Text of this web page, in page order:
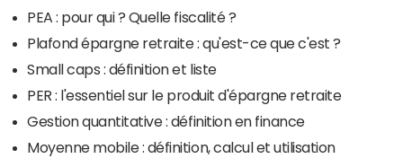
PEA : pour qui ? Quelle fiscalité ?
Plafond épargne retraite : qu'est-ce que c'est ?
Small caps : définition et liste
PER : l'essentiel sur le produit d'épargne retraite
Gestion quantitative : définition en finance
Moyenne mobile : définition, calcul et utilisation